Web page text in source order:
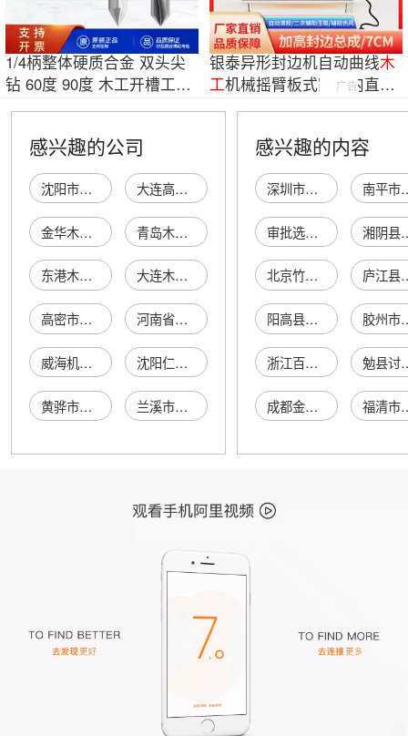
1/4柄整体硬质合金 双头尖
钻 60度 90度 木工开槽工具v
银泰异形封边机自动曲线木
工机械摇臂板式家具内直角
广告
感兴趣的公司
沈阳市木工机床厂木工机床经销部 大连高新技术产业园区星源木工组合机械研究所
金华木工机床厂 青岛木工机床厂
东港木工机床厂 大连木工机床厂
高密市丽圆木工数控机床厂 河南省荥阳市木工建筑机床厂
威海机床厂木工机床经销处 沈阳仁祥木工机械有限公司义和木工机床厂
黄骅市木工机床厂 兰溪市木工机床厂
感兴趣的内容
深圳市天道计然科技有限公司 南平市山
审批选择时间时如何选择分钟？ 湘阴
北京竹蜻蜓国际旅行社有限公司古冶唐家庄营业部 庐江县庐
阳高县景利春棉布行 胶州市
浙江百谷医疗科技有限公司 勉县讨
成都金骏贸易有限公司 福清市